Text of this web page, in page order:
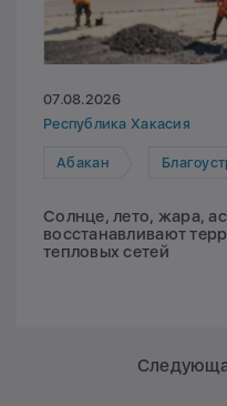
07.08.2026
Республика Хакасия
Абакан
Солнце, лето, жара,
восстанавливают
тепловых сетей